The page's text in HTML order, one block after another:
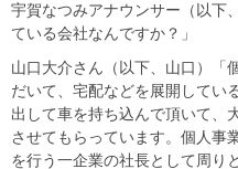
宇賀なつみアナウンサー（以下
ている会社なんですか？」
山口大介さん（以下、山口）「
だいて、宅配などを展開してい
出して車を持ち込んで頂いて、
させてもらっています。個人事
を行う一企業の社長として周り